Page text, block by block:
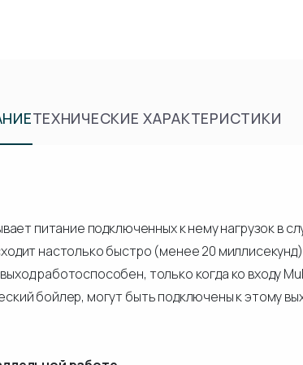
ТЕХНИЧЕСКИЕ ХАРАКТЕРИСТИКИ
питание подключенных к нему нагрузок в
настолько быстро (менее 20
работоспособен, только когда ко входу
бойлер, могут быть подключены к этому